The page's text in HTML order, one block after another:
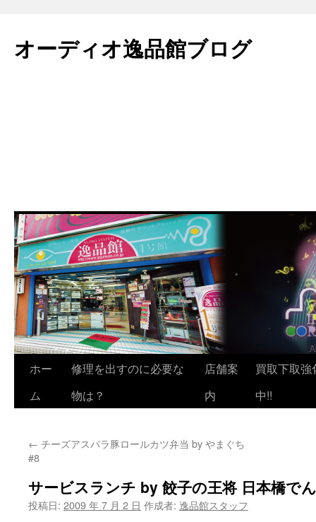
テ
ン
オーディオ逸品館ブログ
ホー
ム
修理を出すのに必要な
物は？
店舗案
内
買取下取強
中!!
← チーズアスパラ豚ロールカツ弁当 by やまぐち
#8
サービスランチ by 餃子の王将 日本橋で
投稿日: 2009 年 7 月 2 日 作成者: 逸品館スタッフ